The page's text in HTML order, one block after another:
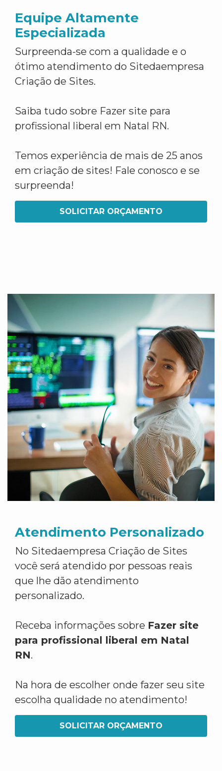
Equipe Altamente
Especializada
Surpreenda-se com a qualidade e o
ótimo atendimento do Sitedaempresa
Criação de Sites.
Saiba tudo sobre Fazer site para
profissional liberal em Natal RN.
Temos experiência de mais de 25 anos
em criação de sites! Fale conosco e se
surpreenda!
SOLICITAR ORÇAMENTO
Atendimento Personalizado
No Sitedaempresa Criação de Sites
você será atendido por pessoas reais
que lhe dão atendimento
personalizado.
Receba informações sobre Fazer site
para profissional liberal em Natal
RN.
Na hora de escolher onde fazer seu site
escolha qualidade no atendimento!
SOLICITAR ORÇAMENTO